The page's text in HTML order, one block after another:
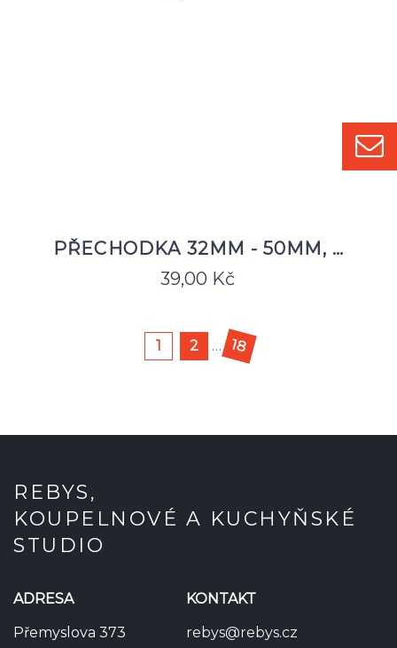
PŘECHODKA 32MM - 50MM, …
39,00 Kč
1 2 … 18
REBYS,
KOUPELNOVÉ A KUCHYŇSKÉ
STUDIO
ADRESA
Přemyslova 373
KONTAKT
rebys@rebys.cz